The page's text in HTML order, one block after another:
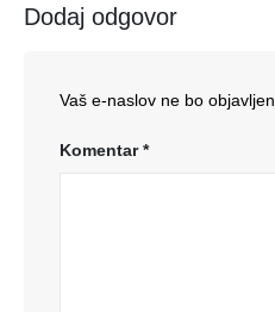
Dodaj odgovor
Vaš e-naslov ne bo objavljen.
Komentar*